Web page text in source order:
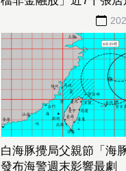
白海豚攪局父親節「海
發布海警週末影響最劇